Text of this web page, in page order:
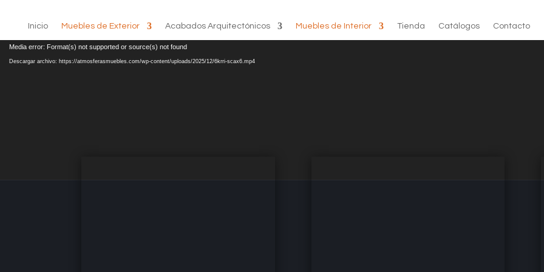
Inicio Muebles de Exterior Acabados Arquitectónicos Muebles de Interior Tienda Catálogos Contacto
Reproductor
de
Media error: Format(s) not supported or source(s) not found
Descargar archivo: https://atmosferasmuebles.com/wp-content/uploads/2025/12/6krri-scax6.mp4